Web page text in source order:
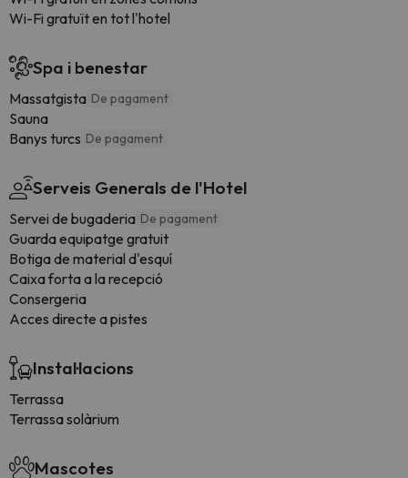
Wi-Fi gratuït en tot l'hotel
Spa i benestar
Massatgista De pagament
Sauna
Banys turcs De pagament
Serveis Generals de l'Hotel
Servei de bugaderia De pagament
Guarda equipatge gratuit
Botiga de material d'esquí
Caixa forta a la recepció
Consergeria
Acces directe a pistes
Instal·lacions
Terrassa
Terrassa solàrium
Mascotes